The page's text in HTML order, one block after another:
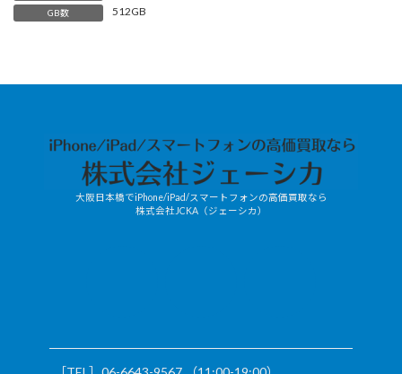
GB数 512GB
大阪日本橋でiPhone/iPad/スマートフォンの高価買取なら
株式会社JCKA（ジェーシカ）